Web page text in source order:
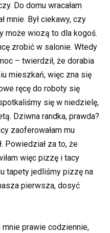
Do domu wracałam
mnie. Był ciekawy, czy
może wiozą to dla kogoś.
zrobić w salonie. Wtedy
– twierdził, że dorabia
mieszkań, więc zna się
ręcę do roboty się
się w niedzielę,
Dziwna randka, prawda?
zaoferowałam mu
Powiedział za to, że
więc pizzę i tacy
tapety jedliśmy pizzę na
pierwsza, dosyć
mnie prawie codziennie,